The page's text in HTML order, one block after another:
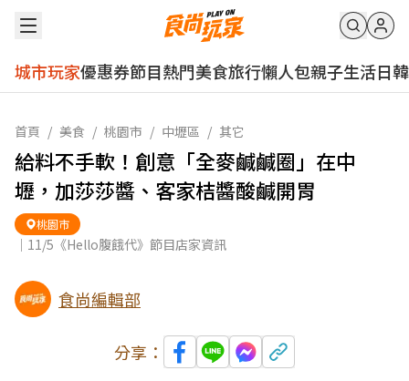
城市玩家優惠券節目熱門美食旅行懶人包親子生活日韓
首頁 / 美食 / 桃園市 / 中壢區 / 其它
給料不手軟！創意「全麥鹹鹹圈」在中
壢，加莎莎醬、客家桔醬酸鹹開胃
桃園市
｜11/5《Hello腹餓代》節目店家資訊
食尚編輯部
分享：